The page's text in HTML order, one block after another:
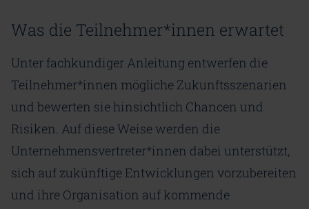
Was die Teilnehmer*innen erwartet
Unter fachkundiger Anleitung entwerfen die
Teilnehmer*innen mögliche Zukunftsszenarien
und bewerten sie hinsichtlich Chancen und
Risiken. Auf diese Weise werden die
Unternehmensvertreter*innen dabei unterstützt,
sich auf zukünftige Entwicklungen vorzubereiten
und ihre Organisation auf kommende